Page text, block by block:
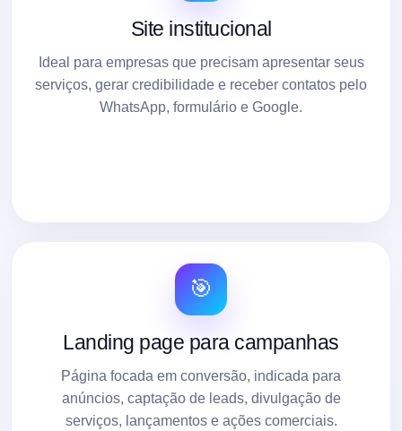
Site institucional
Ideal para empresas que precisam apresentar seus
serviços, gerar credibilidade e receber contatos pelo
WhatsApp, formulário e Google.
🎯
Landing page para campanhas
Página focada em conversão, indicada para
anúncios, captação de leads, divulgação de
serviços, lançamentos e ações comerciais.